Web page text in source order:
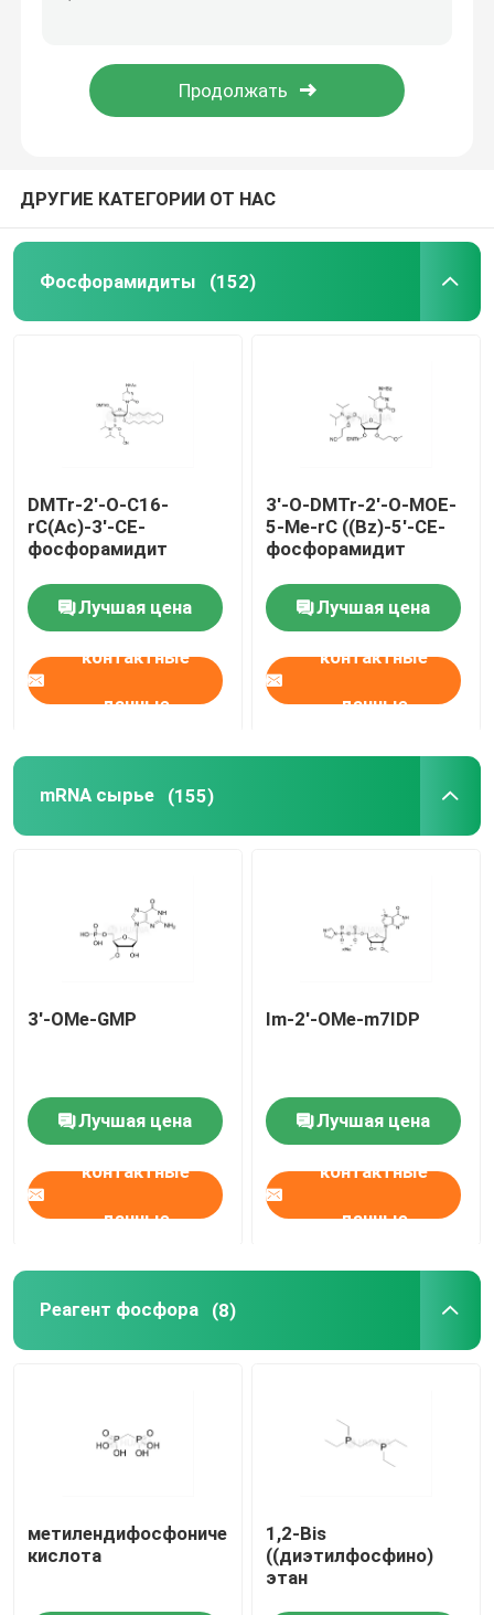
Сукцинаты
Флуоресцентные красители
Средство доставки
Служба по таможне
ДРУГИЕ КАТЕГОРИИ ОТ НАС
Фосфорамидиты (152)
DMTr-2'-O-C16-
rC(Ac)-3'-CE-
фосфорамидит
Лучшая цена
контактные
данные
3'-O-DMTr-2'-O-MOE-
5-Me-rC ((Bz)-5'-CE-
фосфорамидит
Лучшая цена
контактные
данные
mRNA сырье (155)
3'-OMe-GMP
Лучшая цена
контактные
данные
Im-2'-OMe-m7IDP
Лучшая цена
контактные
данные
Реагент фосфора (8)
метилендифосфоническая
кислота
1,2-Bis
((диэтилфосфино)
этан